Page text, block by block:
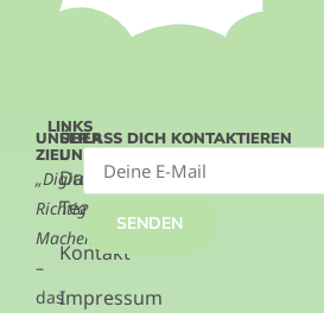
UNSER
ZIEL
„Digitalisierung.
Richtig.
Machen.“
–
das
LINKS
ÜBER
UNS
Das
Team
Kontakt
Impressum
LASS DICH KONTAKTIEREN
SENDEN